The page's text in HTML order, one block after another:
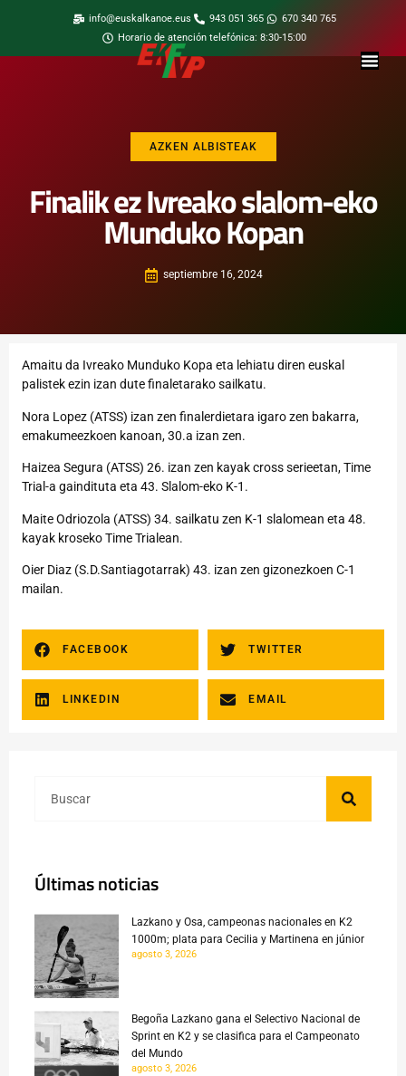
info@euskalkanoe.eus 943 051 365
670 340 765
Horario de atención telefónica: 8:30-15:00
AZKEN ALBISTEAK
Finalik ez Ivreako slalom-eko
Munduko Kopan
septiembre 16, 2024
Amaitu da Ivreako Munduko Kopa eta lehiatu diren euskal
palistek ezin izan dute finaletarako sailkatu.
Nora Lopez (ATSS) izan zen finalerdietara igaro zen bakarra,
emakumeezkoen kanoan, 30.a izan zen.
Haizea Segura (ATSS) 26. izan zen kayak cross serieetan, Time
Trial-a gaindituta eta 43. Slalom-eko K-1.
Maite Odriozola (ATSS) 34. sailkatu zen K-1 slalomean eta 48.
kayak kroseko Time Trialean.
Oier Diaz (S.D.Santiagotarrak) 43. izan zen gizonezkoen C-1
mailan.
FACEBOOK TWITTER
LINKEDIN EMAIL
Últimas noticias
Lazkano y Osa, campeonas nacionales en K2
1000m; plata para Cecilia y Martinena en júnior
agosto 3, 2026
Begoña Lazkano gana el Selectivo Nacional de
Sprint en K2 y se clasifica para el Campeonato
del Mundo
agosto 3, 2026